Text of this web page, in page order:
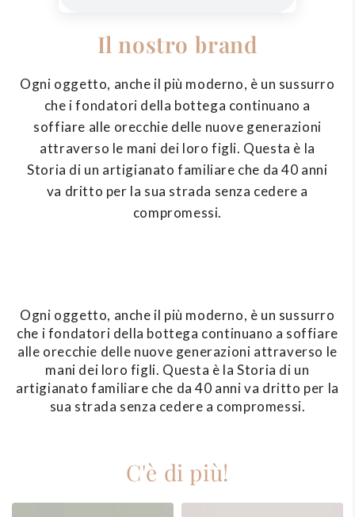
Il nostro brand
Ogni oggetto, anche il più moderno, è un sussurro
che i fondatori della bottega continuano a
soffiare alle orecchie delle nuove generazioni
attraverso le mani dei loro figli. Questa è la
Storia di un artigianato familiare che da 40 anni
va dritto per la sua strada senza cedere a
compromessi.
Ogni oggetto, anche il più moderno, è un sussurro
che i fondatori della bottega continuano a soffiare
alle orecchie delle nuove generazioni attraverso le
mani dei loro figli. Questa è la Storia di un
artigianato familiare che da 40 anni va dritto per la
sua strada senza cedere a compromessi.
C'è di più!